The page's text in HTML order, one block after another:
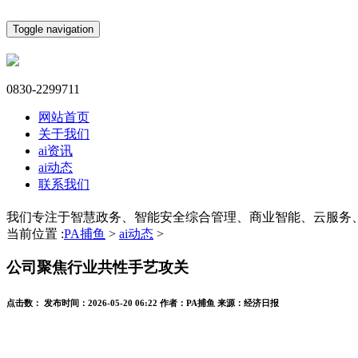
Toggle navigation
0830-2299711
网站首页
关于我们
ai资讯
ai动态
联系我们
我们专注于智慧政务、智能安全综合管理、商业智能、云服务
当前位置 :PA捕鱼 > ai动态 >
公司聚焦行业共性手艺攻关
点击数： 发布时间： 2026-05-20 06:22 作者： PA捕鱼 来源： 经济日报